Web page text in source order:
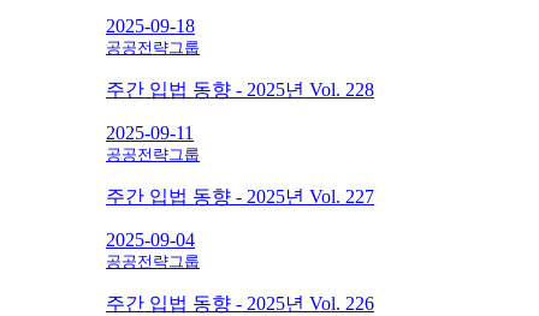
2025-09-18
공공전략그룹
주간 입법 동향 - 2025년 Vol. 228
2025-09-11
공공전략그룹
주간 입법 동향 - 2025년 Vol. 227
2025-09-04
공공전략그룹
주간 입법 동향 - 2025년 Vol. 226